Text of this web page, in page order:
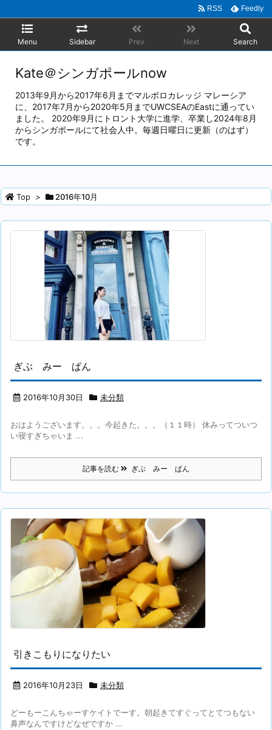
Menu Sidebar Prev Next Search
RSS Feedly
Kate＠シンガポールnow
2013年9月から2017年6月までマルボロカレッジ マレーシア
に、2017年7月から2020年5月までUWCSEAのEastに通ってい
ました。 2020年9月にトロント大学に進学、卒業し2024年8月
からシンガポールにて社会人中。毎週日曜日に更新（のはず）
です。
Top > 2016年10月
ぎぶ みー ぱん
2016年10月30日 未分類
おはようございます。。。今起きた。。。（１１時） 休みってついつ
い寝すぎちゃいま ...
記事を読む ぎぶ みー ぱん
引きこもりになりたい
2016年10月23日 未分類
どーもーこんちゃーすケイトでーす。朝起きてすぐってとてつもない
鼻声なんですけどなぜですか ...